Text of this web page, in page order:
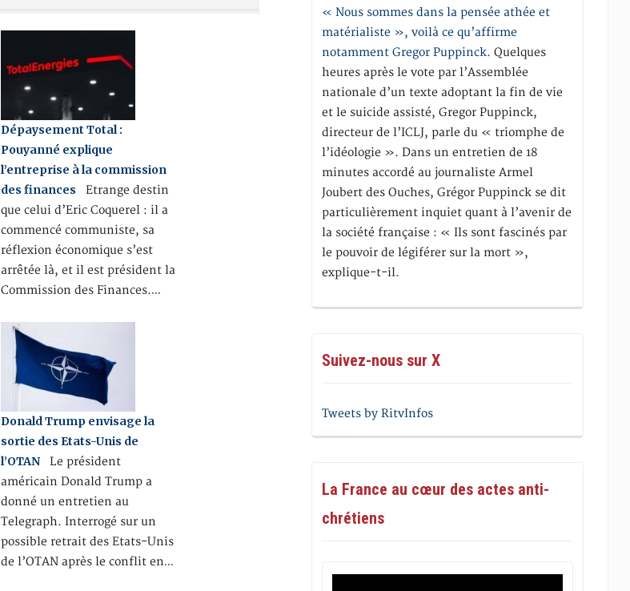
Dépaysement Total :
Pouyanné explique
l’entreprise à la commission
des finances Etrange destin
que celui d’Eric Coquerel : il a
commencé communiste, sa
réflexion économique s’est
arrêtée là, et il est président la
Commission des Finances.…
Donald Trump envisage la
sortie des Etats-Unis de
l’OTANLe président
américain Donald Trump a
donné un entretien au
Telegraph. Interrogé sur un
possible retrait des Etats-Unis
de l’OTAN après le conflit en…
« Nous sommes dans la pensée athée et
matérialiste », voilà ce qu’affirme
notamment Gregor Puppinck. Quelques
heures après le vote par l’Assemblée
nationale d’un texte adoptant la fin de vie
et le suicide assisté, Gregor Puppinck,
directeur de l’ICLJ, parle du « triomphe de
l’idéologie ». Dans un entretien de 18
minutes accordé au journaliste Armel
Joubert des Ouches, Grégor Puppinck se dit
particulièrement inquiet quant à l’avenir de
la société française : « Ils sont fascinés par
le pouvoir de légiférer sur la mort »,
explique-t-il.
Suivez-nous sur X
Tweets by RitvInfos
La France au cœur des actes anti-
chrétiens